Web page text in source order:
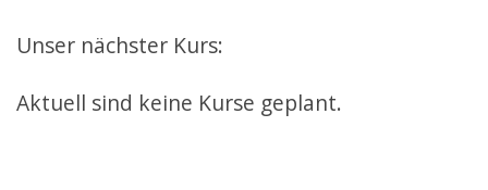
Unser nächster Kurs:
Aktuell sind keine Kurse geplant.